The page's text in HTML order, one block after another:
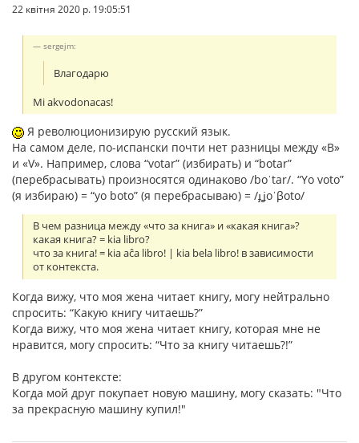
22 квітня 2020 р. 19:05:51
sergejm:
Влагодарю
Mi akvodonacas!
Я революционизирую русский язык.
На самом деле, по-испански почти нет разницы между «B»
и «V». Например, слова “votar” (избирать) и “botar”
(перебрасывать) произносятся одинаково /boˈtar/. “Yo voto”
(я избираю) = “yo boto” (я перебрасываю) = /ɟʝoˈβoto/
В чем разница между «что за книга» и «какая книга»?
какая книга? = kia libro?
что за книга! = kia aĉa libro! | kia bela libro! в зависимости
от контекста.
Когда вижу, что моя жена читает книгу, могу нейтрально
спросить: “Какую книгу читаешь?”
Когда вижу, что моя жена читает книгу, которая мне не
нравится, могу спросить: “Что за книгу читаешь?!”
В другом контексте:
Когда мой друг покупает новую машину, могу сказать: "Что
за прекрасную машину купил!"